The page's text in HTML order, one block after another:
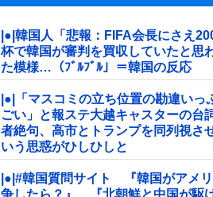
|●|韓国人「悲報：FIFA会長にさえ
杯で韓国が審判を買収していたと思
た模様…（ﾌﾞﾙﾌﾞﾙ」＝韓国の反応
|●|「マスコミの立ち位置の勘違いっ
ごい」と報ステ大越キャスターの台
者絶句、高市とトランプを同列視さ
いう思惑がひしひしと
|●|#韓国質問サイト 『韓国がアメ
争したら？』、『北朝鮮と中国が駆